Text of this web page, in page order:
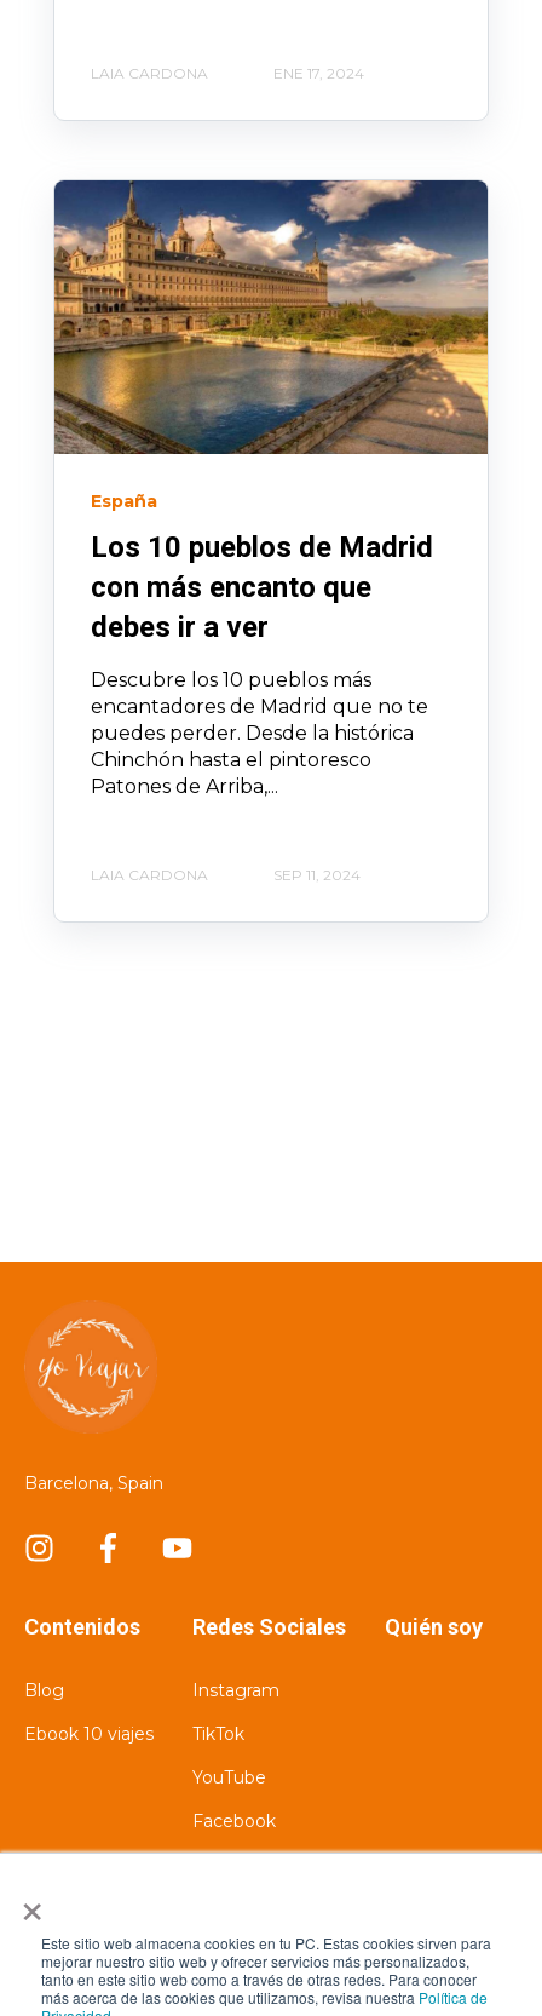
×
Este sitio web almacena cookies en tu PC. Estas cookies sirven para
mejorar nuestro sitio web y ofrecer servicios más personalizados,
tanto en este sitio web como a través de otras redes. Para conocer
más acerca de las cookies que utilizamos, revisa nuestra Política de
LAIA CARDONA ENE 17, 2024
España
Los 10 pueblos de Madrid
con más encanto que
debes ir a ver
Descubre los 10 pueblos más
encantadores de Madrid que no te
puedes perder. Desde la histórica
Chinchón hasta el pintoresco
Patones de Arriba,...
LAIA CARDONA SEP 11, 2024
Barcelona, Spain
Contenidos
Blog
Ebook 10 viajes
Redes Sociales
Instagram
TikTok
YouTube
Facebook
Quién soy
YoViajar